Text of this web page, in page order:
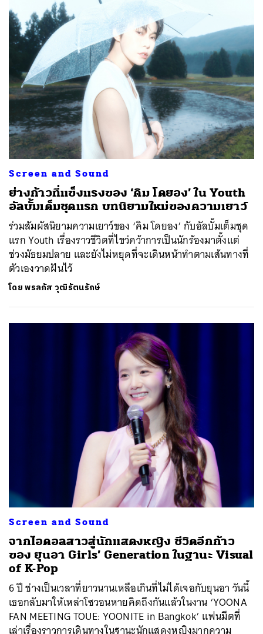
Screen and Sound
ย่างก้าวที่แข็งแรงของ ‘คิม โดยอง’ ใน Youth
อัลบั้มเต็มชุดแรก บทนิยามใหม่ของความเยาว์
ร่วมสัมผัสนิยามความเยาว์ของ ‘คิม โดยอง’ กับอัลบั้มเต็มชุด
แรก Youth เรื่องราวชีวิตที่ไขว่คว้าการเป็นนักร้องมาตั้งแต่
ช่วงมัธยมปลาย และยังไม่หยุดที่จะเดินหน้าทำตามเส้นทางที่
ตัวเองวาดฝันไว้
โดยพรลภัส วุฒิรัตนรักษ์
Screen and Sound
จากไอดอลสาวสู่นักแสดงหญิง ชีวิตอีกก้าว
ของ ยุนอา Girls’ Generation ในฐานะ Visual
of K-Pop
6 ปี ช่างเป็นเวลาที่ยาวนานเหลือเกินที่ไม่ได้เจอกับยุนอา วันนี้
เธอกลับมาให้เหล่าโซวอนหายคิดถึงกันแล้วในงาน ‘YOONA
FAN MEETING TOUE: YOONITE in Bangkok’ แฟนมีตที่
เล่าเรื่องราวการเดินทางในฐานะนักแสดงหญิงมากความ